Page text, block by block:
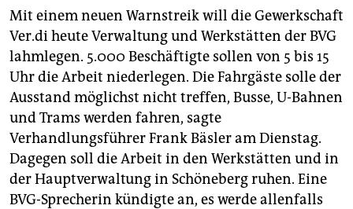
sport
berlin
nord
wahrheit
verlag
verlag
Mit einem neuen Warnstreik will die Gewerkschaft
Ver.di heute Verwaltung und Werkstätten der BVG
lahmlegen. 5.000 Beschäftigte sollen von 5 bis 15
Uhr die Arbeit niederlegen. Die Fahrgäste solle der
Ausstand möglichst nicht treffen, Busse, U-Bahnen
und Trams werden fahren, sagte
Verhandlungsführer Frank Bäsler am Dienstag.
Dagegen soll die Arbeit in den Werkstätten und in
der Hauptverwaltung in Schöneberg ruhen. Eine
BVG-Sprecherin kündigte an, es werde allenfalls